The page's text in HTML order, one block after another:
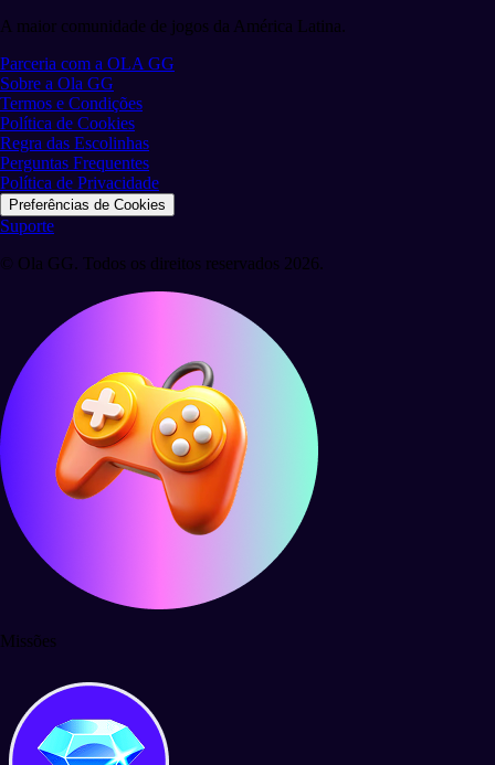
A maior comunidade de jogos da América Latina.
Parceria com a OLA GG
Sobre a Ola GG
Termos e Condições
Política de Cookies
Regra das Escolinhas
Perguntas Frequentes
Política de Privacidade
Preferências de Cookies
Suporte
© Ola GG. Todos os direitos reservados 2026.
Missões